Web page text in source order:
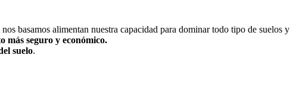
basamos alimentan nuestra capacidad para dominar todo tipo de suelos y
más seguro y económico.
suelo.